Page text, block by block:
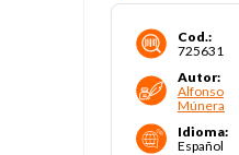
Cod.:
725631
Autor:
Alfonso
Múnera
Idioma:
Español